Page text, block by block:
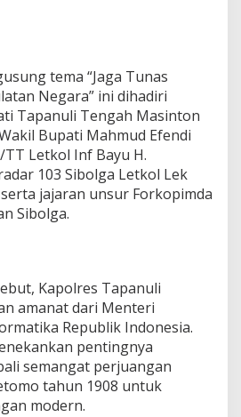
tema “Jaga Tunas
Negara” ini dihadiri
Tapanuli Tengah Masinton
Bupati Mahmud Efendi
Letkol Inf Bayu H.
103 Sibolga Letkol Lek
jajaran unsur Forkopimda
Sibolga.
Kapolres Tapanuli
amanat dari Menteri
Republik Indonesia.
pentingnya
semangat perjuangan
tahun 1908 untuk
modern.